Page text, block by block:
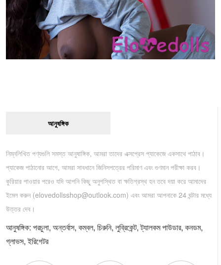
আনুষঙ্গিক
নিম্নলিখিত পণ্যগুলি সমস্ত আনুষাঙ্গিক, আমরা তাদের এক্সপ্রেস প্যাকেজে একসাথে পাঠাব।
প্যাকেজ পাঠানোর আগে, আমরা সাবধানে জিনিসপত্রের পরিমাণ এবং গুণমান পরীক্ষা করব।
কুরিয়ার পাওয়ার পরেও যদি আপনি কিছু অনুপস্থিত বা ক্ষতিগ্রস্থ হন তবে দয়া করে আমাদের
ইমেল করুন (elovedollsshop@outlook.com) এবং আমরা আপনাকে 24 ঘন্টার মধ্যে
উত্তর দেব।
আনুষঙ্গিক: পরচুলা, অন্তর্বাস, কম্বল, চিরুনি, লুব্রিকেন্ট, ট্যালকম পাউডার, কনডম,
গ্লাভস, ইরিগেটর